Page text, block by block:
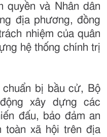
quyền và Nhân dân
địa phương, đồng
nhiệm của quân
hệ thống chính trị
bị bầu cử, Bộ
xây dựng các
đấu, bảo đảm an
toàn xã hội trên địa